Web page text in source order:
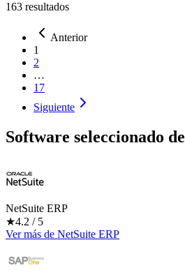
163 resultados
Anterior
1
2
…
17
Siguiente
Software seleccionado de
NetSuite ERP
★4.2 / 5
Ver más de NetSuite ERP